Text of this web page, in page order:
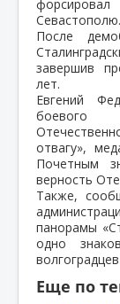
После
завершив
лет.
Евгений
боевого
отвагу»,
Почетным
верность
Также,
панорамы
одно
Еще по